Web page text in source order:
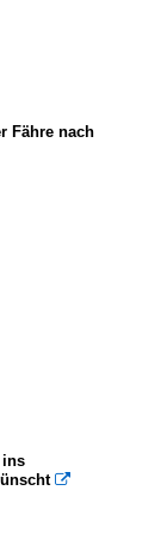
Fähre nach
ins
